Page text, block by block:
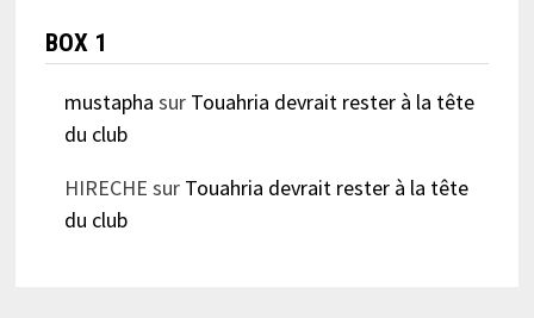
BOX 1
mustapha sur Touahria devrait rester à la tête
du club
HIRECHE sur Touahria devrait rester à la tête
du club